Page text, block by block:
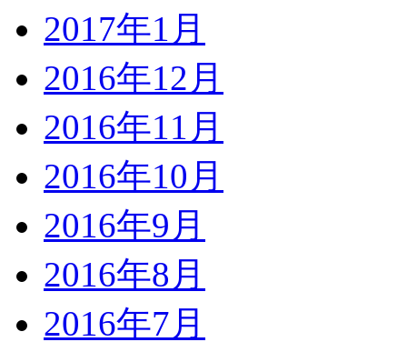
2017年1月
2016年12月
2016年11月
2016年10月
2016年9月
2016年8月
2016年7月